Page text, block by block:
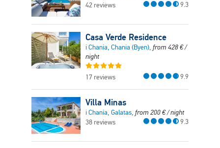
42 reviews
9.3
Casa Verde Residence
i Chania, Chania (Byen), from 428€/
night
17 reviews 9.9
Villa Minas
i Chania, Galatas, from 200€/ night
38 reviews
9.3